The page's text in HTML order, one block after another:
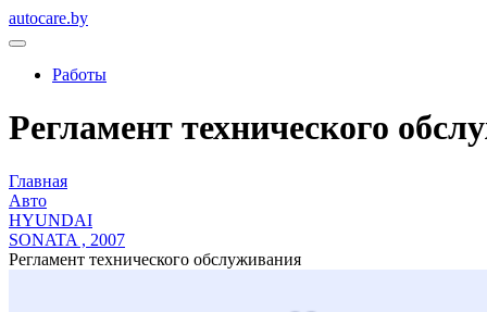
autocare.by
Работы
Регламент технического
Главная
Авто
HYUNDAI
SONATA , 2007
Регламент технического обслуживания